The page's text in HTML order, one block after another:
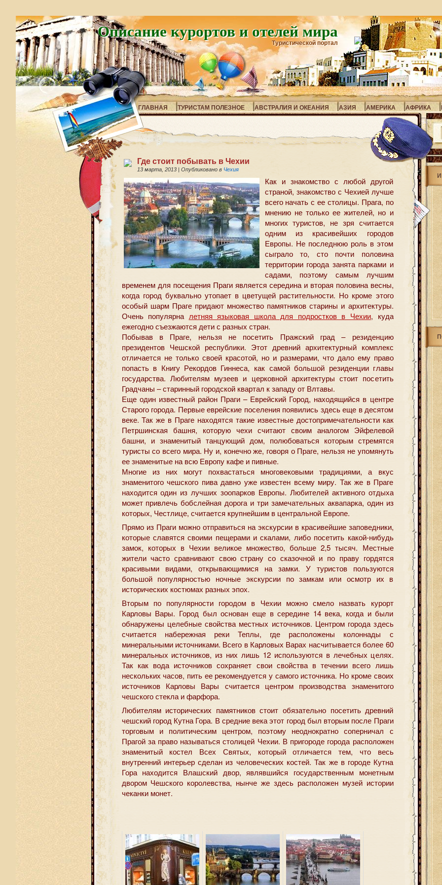
Описание курортов и отелей мира
Туристической портал
ГЛАВНАЯ ТУРИСТАМ ПОЛЕЗНОЕ АВСТРАЛИЯ И ОКЕАНИЯ АЗИЯ АМЕРИКА АФРИКА
Где стоит побывать в Чехии
13 марта, 2013 | Опубликовано в Чехия
Как и знакомство с любой другой
страной, знакомство с Чехией лучше
всего начать с ее столицы. Прага, по
мнению не только ее жителей, но и
многихтуристов, не зря считается
одним из красивейших городов
Европы. Не последнюю роль в этом
сыграло то, сто почти половина
территории города занята парками и
садами, поэтому самым лучшим
временем для посещения Праги является середина и вторая половина весны,
когда город буквально утопает в цветущей растительности. Но кроме этого
особый шарм Праге придают множество памятников старины и архитектуры.
Очень популярна летняя языковая школа для подростков в Чехии, куда
ежегодно съезжаются дети с разных стран.
Побывав в Праге, нельзя не посетить Пражский град – резиденцию
президентов Чешской республики. Этот древний архитектурный комплекс
отличается не только своей красотой, но и размерами, что дало ему право
попасть в Книгу Рекордов Гиннеса, как самой большой резиденции главы
государства. Любителям музеев и церковной архитектуры стоит посетить
Градчаны – старинный городской квартал к западу от Влтавы.
Еще один известный район Праги – Еврейский Город, находящийся в центре
Старого города. Первые еврейские поселения появились здесь еще в десятом
веке. Так же в Праге находятся такие известные достопримечательности как
Петршинская башня, которую чехи считают своим аналогом Эйфелевой
башни, и знаменитый танцующий дом, полюбоваться которым стремятся
туристы со всего мира. Ну и, конечно же, говоря о Праге, нельзя не упомянуть
ее знаменитые на всю Европу кафе и пивные.
Многие из них могут похвастаться многовековыми традициями, а вкус
знаменитого чешского пива давно уже известен всему миру. Так же в Праге
находится один из лучших зоопарков Европы. Любителей активного отдыха
может привлечь бобслейная дорога и три замечательных аквапарка, один из
которых, Честлице, считается крупнейшим в центральной Европе.
Прямо из Праги можно отправиться на экскурсии в красивейшие заповедники,
которые славятся своими пещерами и скалами, либо посетить какой-нибудь
замок, которых в Чехии великое множество, больше 2,5 тысяч. Местные
жители часто сравнивают свою страну со сказочной и по праву гордятся
красивыми видами, открывающимися на замки. У туристов пользуются
большой популярностью ночные экскурсии по замкам или осмотр их в
исторических костюмах разных эпох.
Вторым по популярности городом в Чехии можно смело назвать курорт
Карловы Вары. Город был основан еще в середине 14 века, когда и были
обнаружены целебные свойства местных источников. Центром города здесь
считается набережная реки Теплы, где расположены колоннады с
минеральными источниками. Всего в Карловых Варах насчитывается более 60
минеральных источников, из них лишь 12 используются в лечебных целях.
Так как вода источников сохраняет свои свойства в течении всего лишь
нескольких часов, пить ее рекомендуется у самого источника. Но кроме своих
источников Карловы Вары считается центром производства знаменитого
чешского стекла и фарфора.
Любителям исторических памятников стоит обязательно посетить древний
чешский город Кутна Гора. В средние века этот город был вторым после Праги
торговым и политическим центром, поэтому неоднократно соперничал с
Прагой за право называться столицей Чехии. В пригороде города расположен
знаменитый костел Всех Святых, который отличается тем, что весь
внутренний интерьер сделан из человеческих костей. Так же в городе Кутна
Гора находится Влашский двор, являвшийся государственным монетным
двором Чешского королевства, нынче же здесь расположен музей истории
чеканки монет.